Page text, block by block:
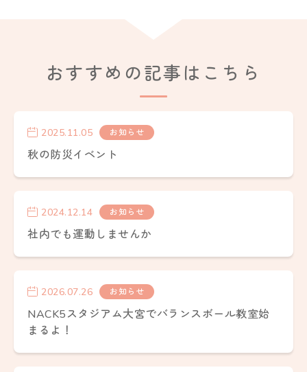
おすすめの記事はこちら
2025.11.05 お知らせ
秋の防災イベント
2024.12.14 お知らせ
社内でも運動しませんか
2026.07.26 お知らせ
NACK5スタジアム大宮でバランスボール教室始
まるよ！